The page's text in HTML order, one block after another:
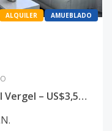
ALQUILER AMUEBLADO
✨ Penthouse Amueblado en El Vergel – US$3,500 ✨